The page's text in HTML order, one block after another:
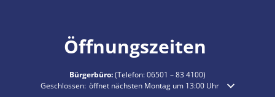
Öffnungszeiten
Bürgerbüro:(Telefon:06501 – 83 4100)
Klicken, um weitere Öffnungs- oder Schließzeiten auszublenden
Geschlossen: öffnet nächsten Montag um 13:00 Uhr